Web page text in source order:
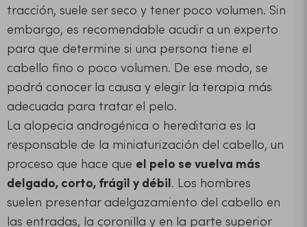
tracción, suele ser seco y tener poco volumen. Sin
embargo, es recomendable acudir a un experto
para que determine si una persona tiene el
cabello fino o poco volumen. De ese modo, se
podrá conocer la causa y elegir la terapia más
adecuada para tratar el pelo.
La alopecia androgénica o hereditaria es la
responsable de la miniaturización del cabello, un
proceso que hace que el pelo se vuelva más
delgado, corto, frágil y débil. Los hombres
suelen presentar adelgazamiento del cabello en
las entradas, la coronilla y en la parte superior